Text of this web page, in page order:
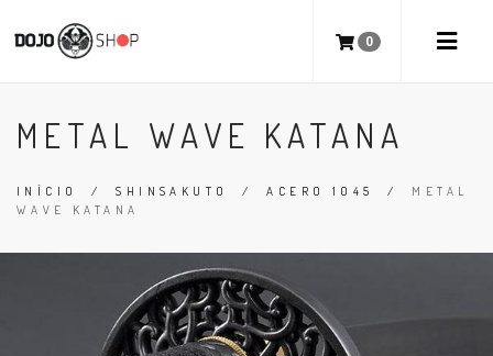
0
METAL WAVE KATANA
INÍCIO /SHINSAKUTO /ACERO 1045 / METAL
WAVE KATANA